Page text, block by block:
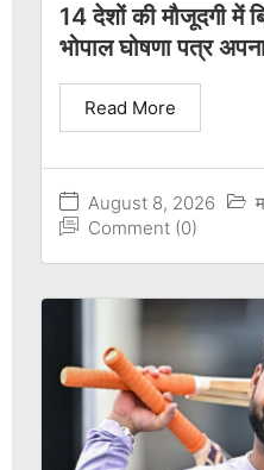
14 देशों की मौजूदगी में
भोपाल घोषणा पत्र
August 8, 2026
Comment (0)
Read More